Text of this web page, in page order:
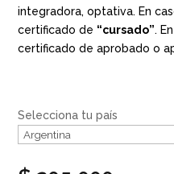
integradora, optativa. En
certificado de “cursado”.
certificado de aprobado o
Selecciona tu país